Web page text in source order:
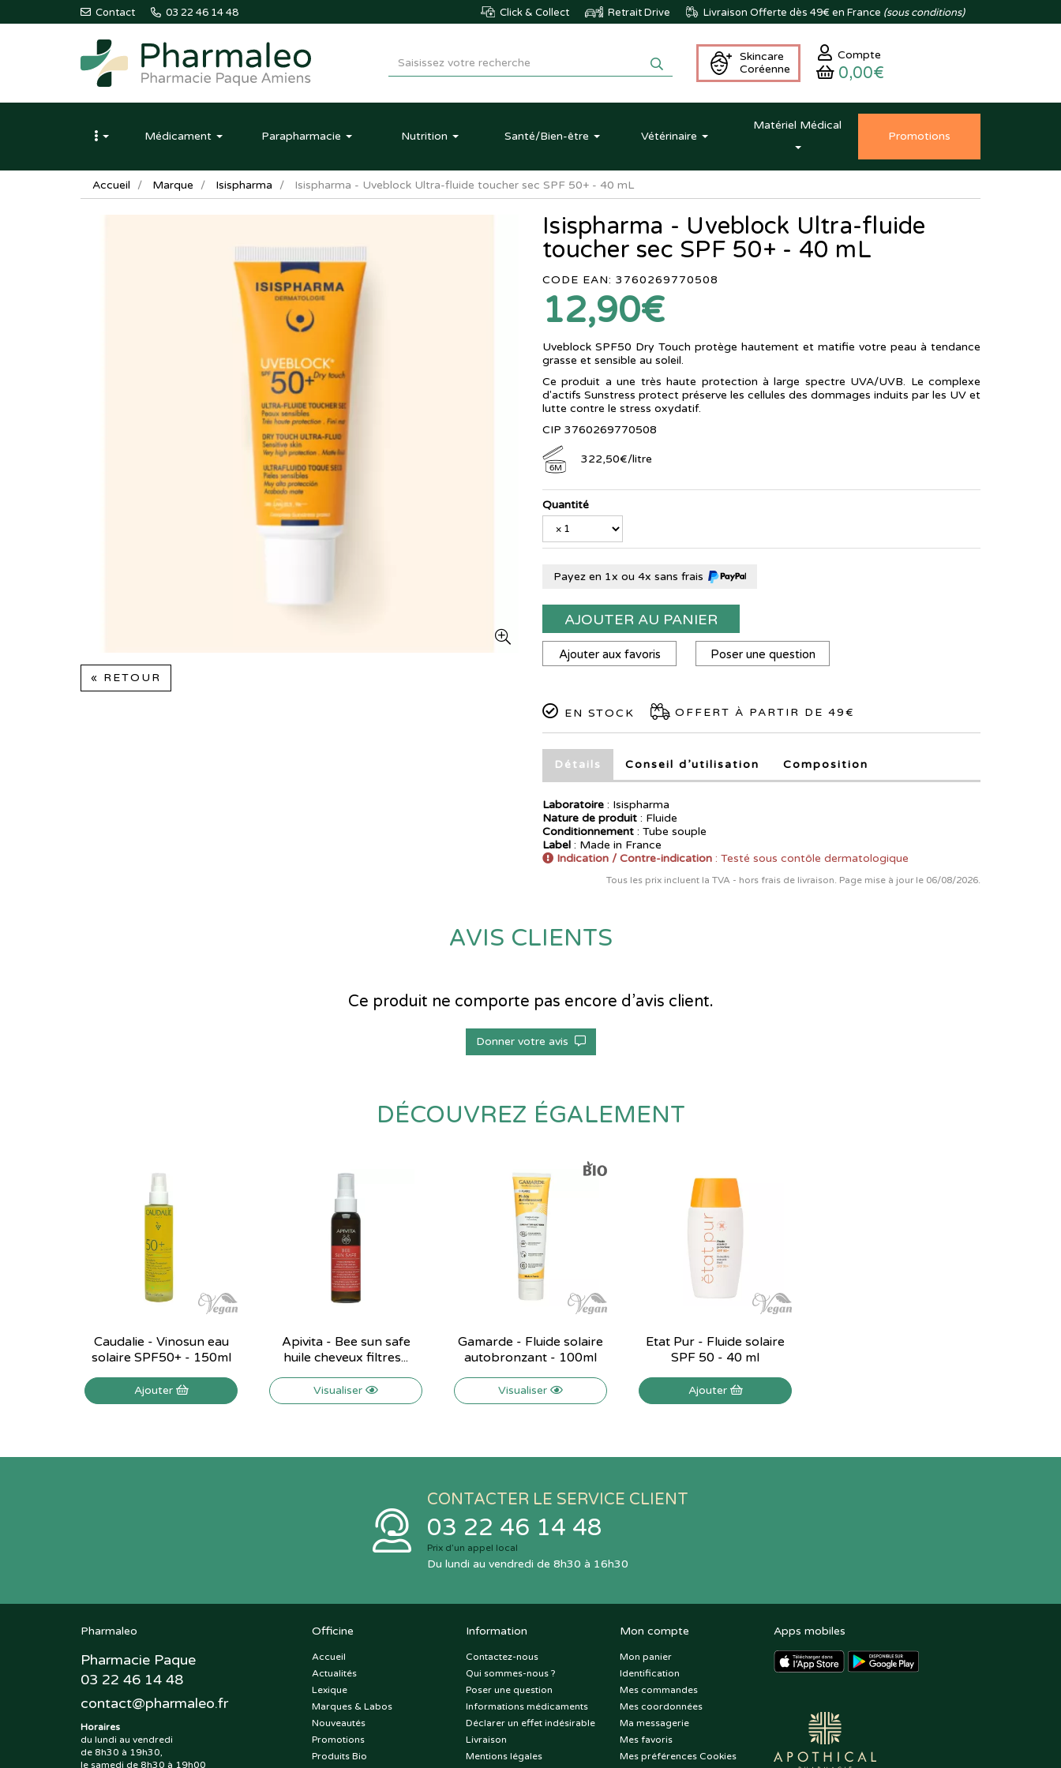
Contact 03 22 46 14 48 Click & Collect Retrait Drive Livraison Offerte dès 49€ en France (sous conditions)
Pharmaleo
Pharmacie
Paque
Amiens
Skincare
Coréenne
Compte
0,00€
Médicament Parapharmacie Nutrition Santé/Bien-être Vétérinaire
Matériel Médical
Promotions
Accueil Marque Isispharma Isispharma - Uveblock Ultra-fluide toucher sec SPF 50+ - 40 mL
« RETOUR
Isispharma - Uveblock Ultra-fluide
toucher sec SPF 50+ - 40 mL
CODE EAN: 3760269770508
12,90€
Uveblock SPF50 Dry Touch protège hautement et matifie votre peau à tendance
grasse et sensible au soleil.
Ce produit a une très haute protection à large spectre UVA/UVB. Le complexe
d'actifs Sunstress protect préserve les cellules des dommages induits par les UV et
lutte contre le stress oxydatif.
CIP 3760269770508
6M
322,50€/litre
Quantité
Payez en 1x ou 4x sans frais
AJOUTER AU PANIER
Ajouter aux favoris Poser une question
EN STOCK OFFERT À PARTIR DE 49€
Détails Conseil d’utilisation Composition
Laboratoire : Isispharma
Nature de produit : Fluide
Conditionnement : Tube souple
Label : Made in France
Indication / Contre-indication : Testé sous contôle dermatologique
Tous les prix incluent la TVA - hors frais de livraison. Page mise à jour le 06/08/2026.
AVIS CLIENTS
Ce produit ne comporte pas encore d’avis client.
Donner votre avis
DÉCOUVREZ ÉGALEMENT
Caudalie - Vinosun eau
solaire SPF50+ - 150ml
Ajouter
Apivita - Bee sun safe
huile cheveux filtres...
Visualiser
Gamarde - Fluide solaire
autobronzant - 100ml
Visualiser
Etat Pur - Fluide solaire
SPF 50 - 40 ml
Ajouter
CONTACTER LE SERVICE CLIENT
03 22 46 14 48
Prix d’un appel local
Du lundi au vendredi de 8h30 à 16h30
Pharmaleo
Pharmacie Paque
03 22 46 14 48
contact@pharmaleo.fr
Horaires
du lundi au vendredi
de 8h30 à 19h30,
le samedi de 8h30 à 19h00
Officine
Accueil
Actualités
Lexique
Marques & Labos
Nouveautés
Promotions
Produits Bio
Information
Contactez-nous
Qui sommes-nous ?
Poser une question
Informations médicaments
Déclarer un effet indésirable
Livraison
Mentions légales
Mon compte
Mon panier
Identification
Mes commandes
Mes coordonnées
Ma messagerie
Mes favoris
Mes préférences Cookies
Apps mobiles